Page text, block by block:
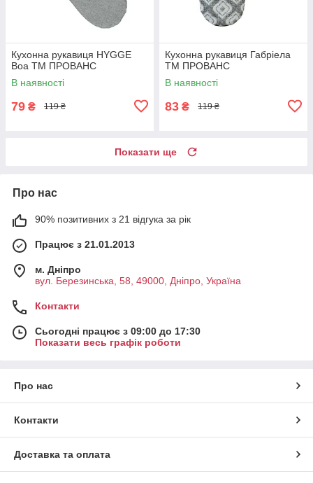
Кухонна рукавиця HYGGE
Boa ТМ ПРОВАНС
В наявності
79 ₴ 119 ₴
Кухонна рукавиця Габріела
ТМ ПРОВАНС
В наявності
83 ₴ 119 ₴
Показати ще
Про нас
90% позитивних з 21 відгука за рік
Працює з 21.01.2013
м. Дніпро
вул. Березинська, 58, 49000, Дніпро, Україна
Контакти
Сьогодні працює з 09:00 до 17:30
Показати весь графік роботи
Про нас
Контакти
Доставка та оплата